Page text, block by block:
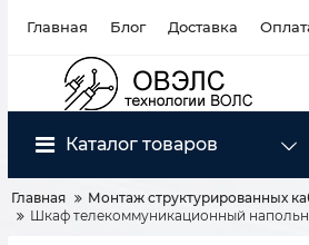
Главная Блог Доставка
Каталог товаров
Главная Монтаж структурированных
Шкаф телекоммуникационный